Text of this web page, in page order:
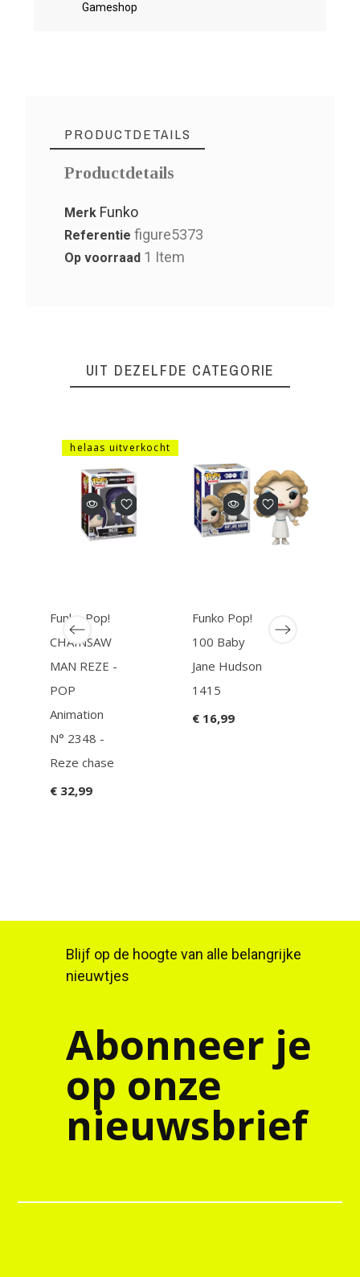
Gameshop
PRODUCTDETAILS
Productdetails
Merk Funko
Referentiefigure5373
Op voorraad 1 Item
UIT DEZELFDE CATEGORIE
Funko Pop!
CHAINSAW
MAN REZE -
POP
Animation
N° 2348 -
Reze chase
€ 32,99
helaas uitverkocht
Funko Pop!
100 Baby
Jane Hudson
1415
€ 16,99
Blijf op de hoogte van alle belangrijke
nieuwtjes
Abonneer je
op onze
nieuwsbrief